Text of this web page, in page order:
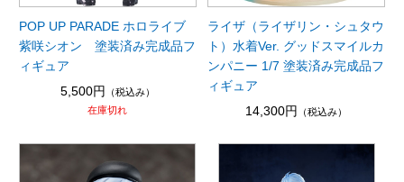
POP UP PARADE ホロライブ
紫咲シオン 塗装済み完成品フ
ィギュア
5,500円
（税込み）
在庫切れ
ライザ（ライザリン・シュタウ
ト）水着Ver. グッドスマイルカ
ンパニー 1/7 塗装済み完成品フ
ィギュア
14,300円
（税込み）